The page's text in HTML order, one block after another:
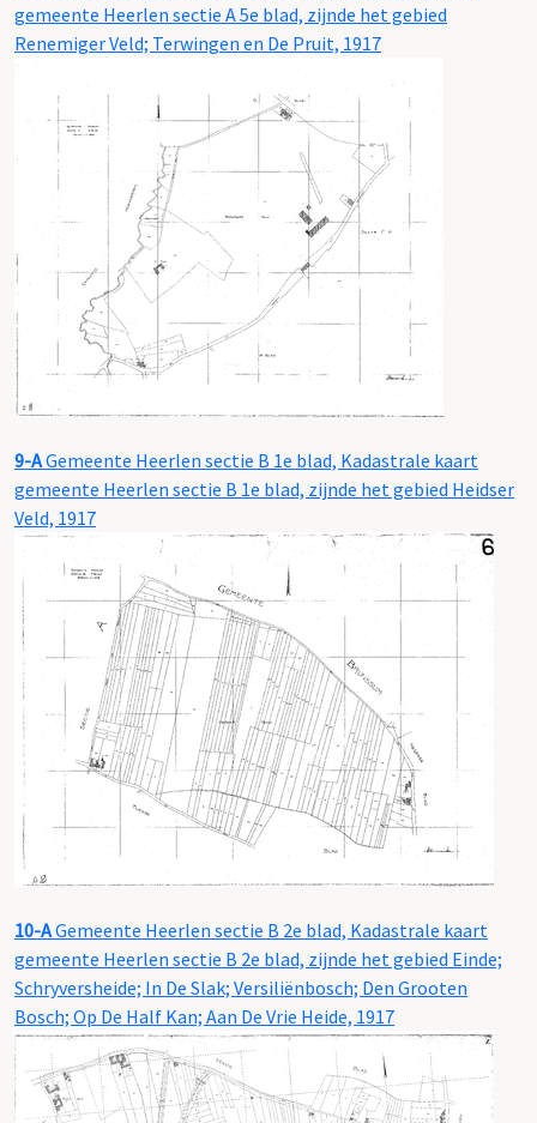
gemeente Heerlen sectie A 5e blad, zijnde het gebied
Renemiger Veld; Terwingen en De Pruit, 1917
9-AGemeente Heerlen sectie B 1e blad, Kadastrale kaart
gemeente Heerlen sectie B 1e blad, zijnde het gebied Heidser
Veld, 1917
10-AGemeente Heerlen sectie B 2e blad, Kadastrale kaart
gemeente Heerlen sectie B 2e blad, zijnde het gebied Einde;
Schryversheide; In De Slak; Versiliënbosch; Den Grooten
Bosch; Op De Half Kan; Aan De Vrie Heide, 1917